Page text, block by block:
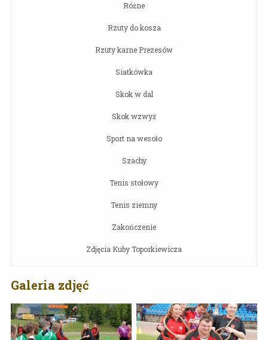
Różne
Rzuty do kosza
Rzuty karne Prezesów
Siatkówka
Skok w dal
Skok wzwyż
Sport na wesoło
Szachy
Tenis stołowy
Tenis ziemny
Zakończenie
Zdjęcia Kuby Toporkiewicza
Galeria zdjęć